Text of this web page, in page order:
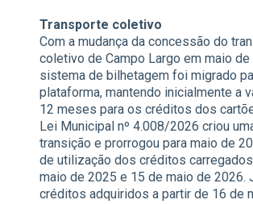
Transporte coletivo
Com a mudança da concessão do
coletivo de Campo Largo em maio de
sistema de bilhetagem foi migrado
plataforma, mantendo inicialmente a
12 meses para os créditos dos
Lei Municipal nº 4.008/2026 criou
transição e prorrogou para maio de
de utilização dos créditos
maio de 2025 e 15 de maio de 2026.
créditos adquiridos a partir de 16 de